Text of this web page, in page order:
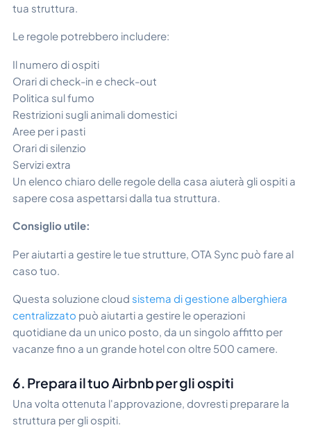
tua struttura.
Le regole potrebbero includere:
Il numero di ospiti
Orari di check-in e check-out
Politica sul fumo
Restrizioni sugli animali domestici
Aree per i pasti
Orari di silenzio
Servizi extra
Un elenco chiaro delle regole della casa aiuterà gli ospiti a
sapere cosa aspettarsi dalla tua struttura.
Consiglio utile:
Per aiutarti a gestire le tue strutture, OTA Sync può fare al
caso tuo.
Questa soluzione cloud sistema di gestione alberghiera
centralizzato può aiutarti a gestire le operazioni
quotidiane da un unico posto, da un singolo affitto per
vacanze fino a un grande hotel con oltre 500 camere.
6. Prepara il tuo Airbnb per gli ospiti
Una volta ottenuta l'approvazione, dovresti preparare la
struttura per gli ospiti.